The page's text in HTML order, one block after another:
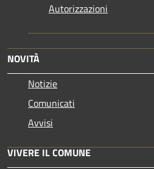
Autorizzazioni
NOVITÀ
Notizie
Comunicati
Avvisi
VIVERE IL COMUNE